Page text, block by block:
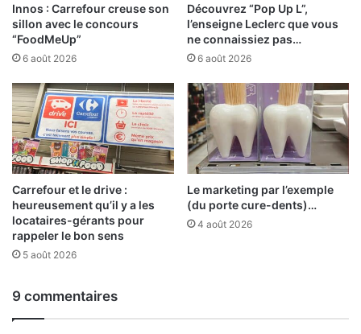
Innos : Carrefour creuse son
sillon avec le concours
“FoodMeUp”
6 août 2026
Découvrez “Pop Up L”,
l’enseigne Leclerc que vous
ne connaissiez pas…
6 août 2026
Carrefour et le drive :
heureusement qu’il y a les
locataires-gérants pour
rappeler le bon sens
5 août 2026
Le marketing par l’exemple
(du porte cure-dents)…
4 août 2026
9 commentaires